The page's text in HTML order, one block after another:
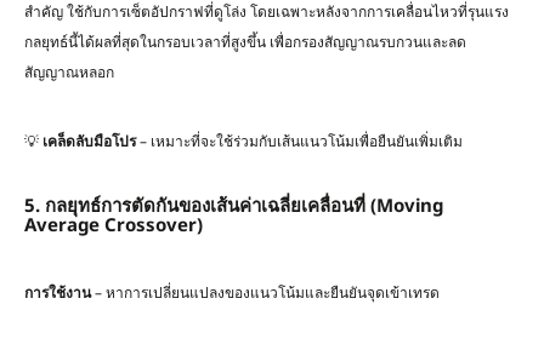
สำคัญ ใช้กับการเซ็ตอัปกราฟที่ดูโล่ง โดยเฉพาะหลังจากการเคลื่อนไหวที่รุนแรง
กลยุทธ์นี้ได้ผลที่สุดในกรอบเวลาที่สูงขึ้น เพื่อกรองสัญญาณรบกวนและลด
สัญญาณหลอก
💡 เคล็ดลับมือโปร– เหมาะที่จะใช้ร่วมกับเส้นแนวโน้มเพื่อยืนยันเพิ่มเติม
5. กลยุทธ์การตัดกันของเส้นค่าเฉลี่ยเคลื่อนที่ (Moving
Average Crossover)
การใช้งาน– หาการเปลี่ยนแปลงของแนวโน้มและยืนยันจุดเข้าเทรด